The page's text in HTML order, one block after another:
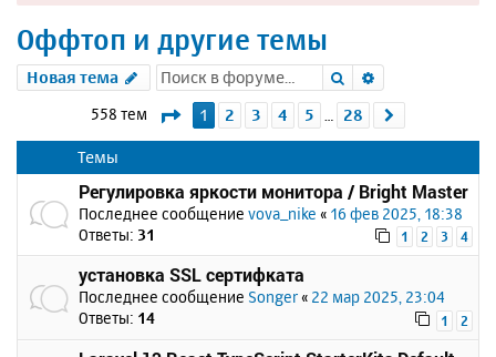
Оффтоп и другие темы
Новая тема Поиск
558 тем Страница1 из 28
1 2 3 4 5 28
Темы
Регулировка яркости монитора / Bright Master
Последнее сообщение vova_nike « 16 фев 2025, 18:38
Ответы: 31 1 2 3 4
установка SSL сертифката
Последнее сообщение Songer « 22 мар 2025, 23:04
Ответы: 14 1 2